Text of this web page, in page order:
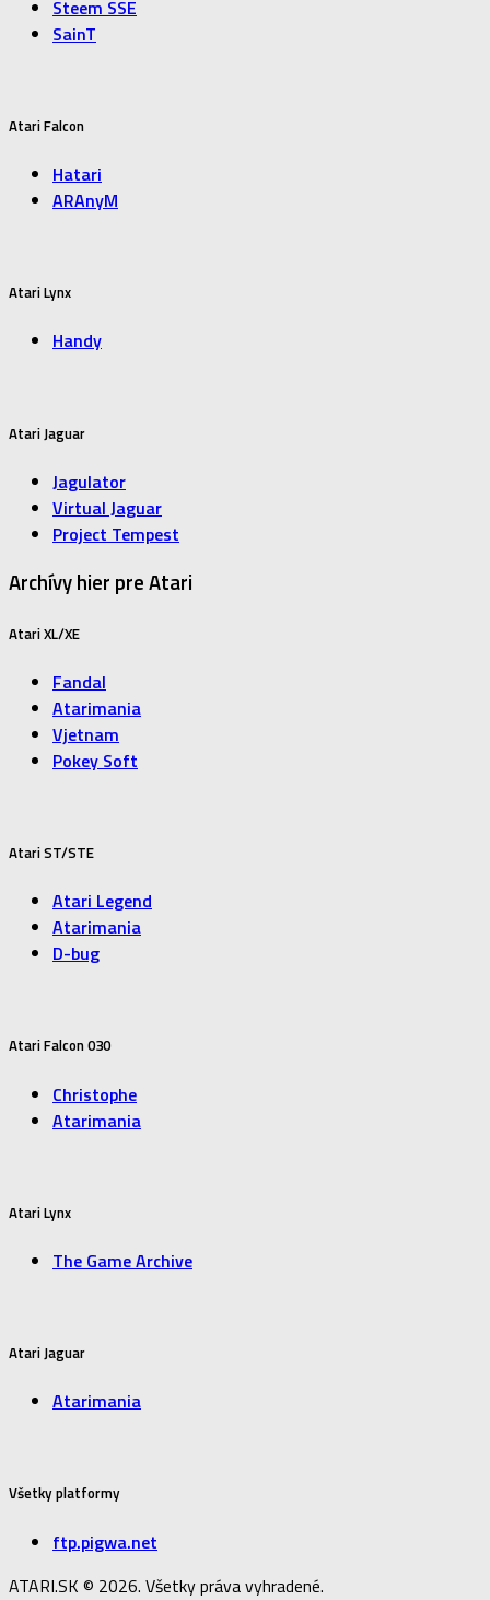
Steem SSE
SainT
Atari Falcon
Hatari
ARAnyM
Atari Lynx
Handy
Atari Jaguar
Jagulator
Virtual Jaguar
Project Tempest
Archívy hier pre Atari
Atari XL/XE
Fandal
Atarimania
Vjetnam
Pokey Soft
Atari ST/STE
Atari Legend
Atarimania
D-bug
Atari Falcon 030
Christophe
Atarimania
Atari Lynx
The Game Archive
Atari Jaguar
Atarimania
Všetky platformy
ftp.pigwa.net
ATARI.SK © 2026. Všetky práva vyhradené.